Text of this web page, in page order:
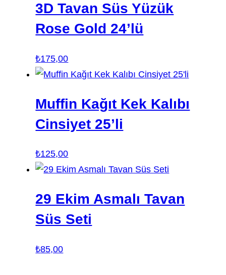
3D Tavan Süs Yüzük
Rose Gold 24’lü
₺175,00
Muffin Kağıt Kek Kalıbı
Cinsiyet 25’li
₺125,00
29 Ekim Asmalı Tavan
Süs Seti
₺85,00